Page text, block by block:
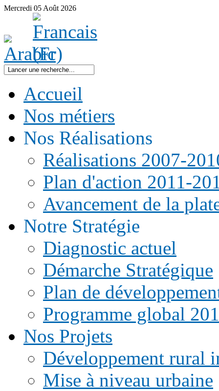
Mercredi 05 Août 2026
Accueil
Nos métiers
Nos Réalisations
Réalisations 2007-
Plan d'action 2011-
Avancement de la
Notre Stratégie
Diagnostic actuel
Démarche Stratégique
Plan de
Programme global
Nos Projets
Développement rural
Mise à niveau urbaine